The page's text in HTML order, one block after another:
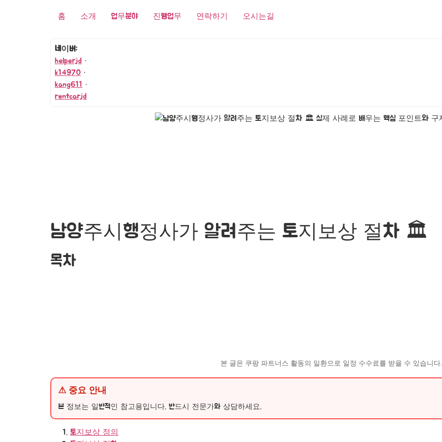
홈 소개 업무분야 진행업무 연락하기 오시는길
네이버:
helperjd
·
k14970 ·
kang611
·
rentcarjd
남양주시행정사가 알려주는 토지보상 절차 🏛️
목차
본 글은 쿠팡 파트너스 활동의 일환으로 일정 수수료를 받을 수 있습니다.
⚠ 중요 안내
본 정보는 일반적인 참고용입니다. 반드시 전문가와 상담하세요.
토지보상 정의